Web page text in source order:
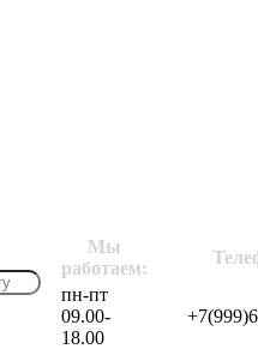
Мы
работаем:
пн-пт
09.00-
18.00